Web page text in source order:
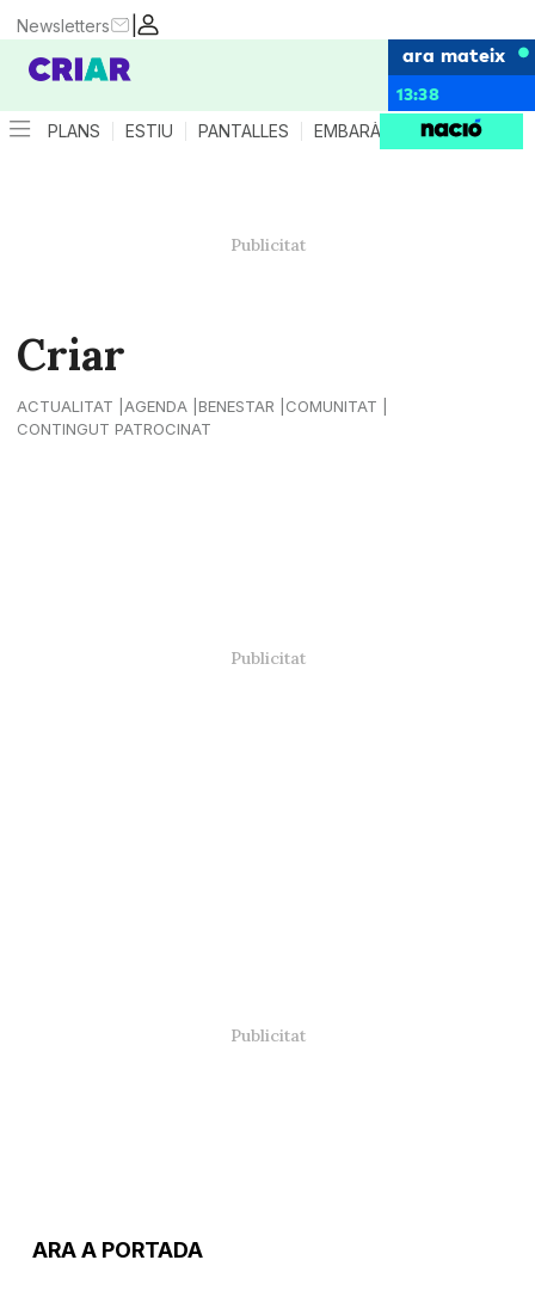
|
Newsletters
ara mateix
13:38
PLANS ESTIU PANTALLES EMBARÀS CRIANÇA
Criar
ACTUALITAT AGENDA BENESTAR
COMUNITAT
CONTINGUT PATROCINAT
ARA A PORTADA